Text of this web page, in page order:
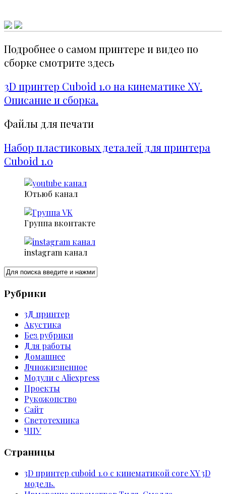
Подробнее о самом принтере и видео по
сборке смотрите здесь
3D принтер Cuboid 1.0 на кинематике XY.
Описание и сборка.
Файлы для печати
Набор пластиковых деталей для принтера
Cuboid 1.0
Ютьюб канал
Группа вконтакте
instagram канал
Рубрики
3Д принтер
Акустика
Без рубрики
Для работы
Домашнее
Лчножизненное
Модули с Aliexpress
Проекты
Рукожопство
Сайт
Светотехника
ЧПУ
Страницы
3D принтер cuboid 1.0 с кинематикой core XY 3D
модель.